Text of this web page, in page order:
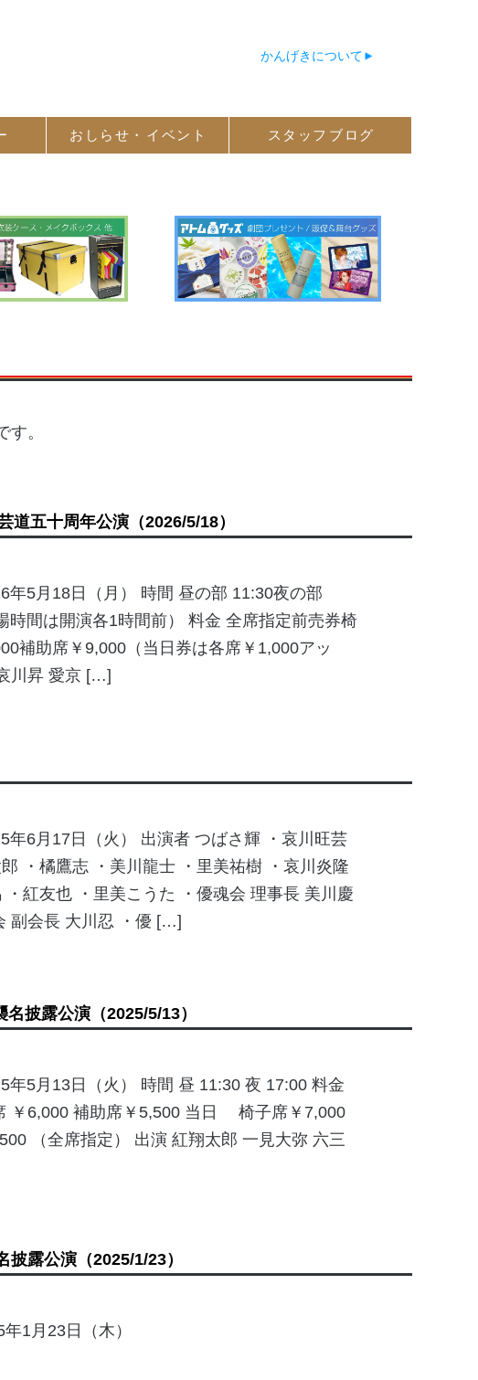
かんげきについて
おしらせ・ イベント スタッフ ブログ
。
道五十周年公演（2026/5/18）
年5月18日（月） 時間 昼の部 11:30夜の部
時間は開演各1時間前） 料金 全席指定前売券椅
補助席￥9,000（当日券は各席￥1,000アッ
川昇 愛京 […]
年6月17日（火） 出演者 つばさ輝 ・哀川旺芸
郎 ・橘鷹志 ・美川龍士 ・里美祐樹 ・哀川炎隆
・紅友也 ・里美こうた ・優魂会 理事長 美川慶
副会長 大川忍 ・優 […]
名披露公演（2025/5/13）
年5月13日（火） 時間 昼 11:30 夜 17:00 料金
￥6,000 補助席￥5,500 当日 椅子席￥7,000
（全席指定） 出演 紅翔太郎 一見大弥 六三
披露公演（2025/1/23）
1月23日（木）